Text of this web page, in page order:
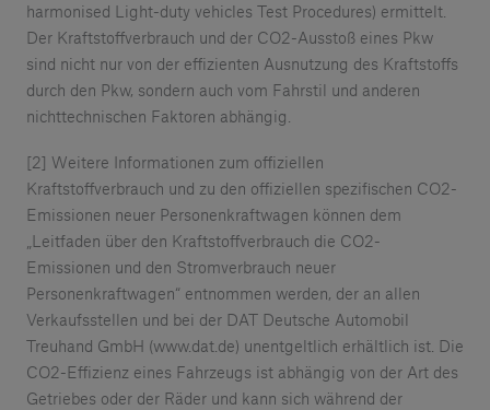
harmonised Light-duty vehicles Test Procedures) ermittelt.
Der Kraftstoffverbrauch und der CO2-Ausstoß eines Pkw
sind nicht nur von der effizienten Ausnutzung des Kraftstoffs
durch den Pkw, sondern auch vom Fahrstil und anderen
nichttechnischen Faktoren abhängig.
[2] Weitere Informationen zum offiziellen
Kraftstoffverbrauch und zu den offiziellen spezifischen CO2-
Emissionen neuer Personenkraftwagen können dem
„Leitfaden über den Kraftstoffverbrauch die CO2-
Emissionen und den Stromverbrauch neuer
Personenkraftwagen“ entnommen werden, der an allen
Verkaufsstellen und bei der DAT Deutsche Automobil
Treuhand GmbH (www.dat.de) unentgeltlich erhältlich ist. Die
CO2-Effizienz eines Fahrzeugs ist abhängig von der Art des
Getriebes oder der Räder und kann sich während der